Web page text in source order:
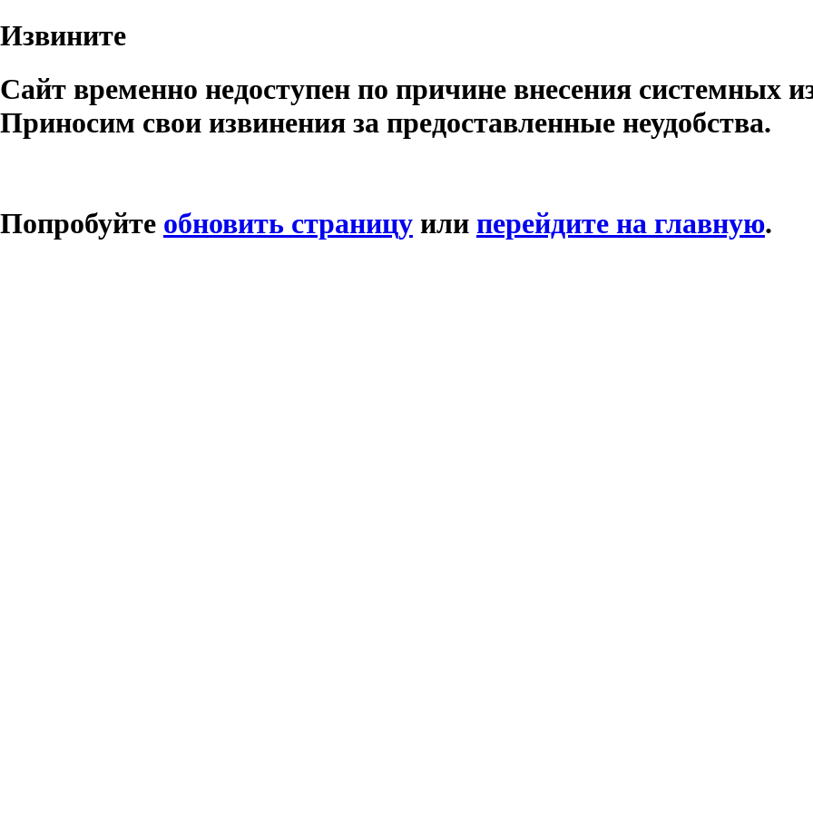
Извините
Сайт временно недоступен по причине внесения системных
Приносим свои извинения за предоставленные неудобства.
Попробуйте обновить страницу или перейдите на главную.